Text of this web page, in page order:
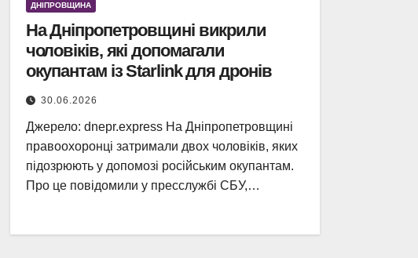
ДНІПРОВЩИНА
На Дніпропетровщині викрили
чоловіків, які допомагали
окупантам із Starlink для дронів
30.06.2026
Джерело: dnepr.express На Дніпропетровщині
правоохоронці затримали двох чоловіків, яких
підозрюють у допомозі російським окупантам.
Про це повідомили у пресслужбі СБУ,…